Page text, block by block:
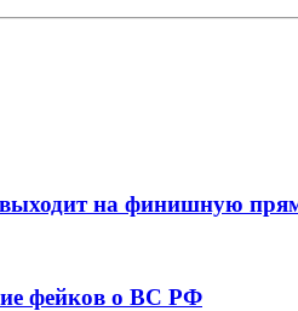
выходит на финишную
фейков о ВС РФ